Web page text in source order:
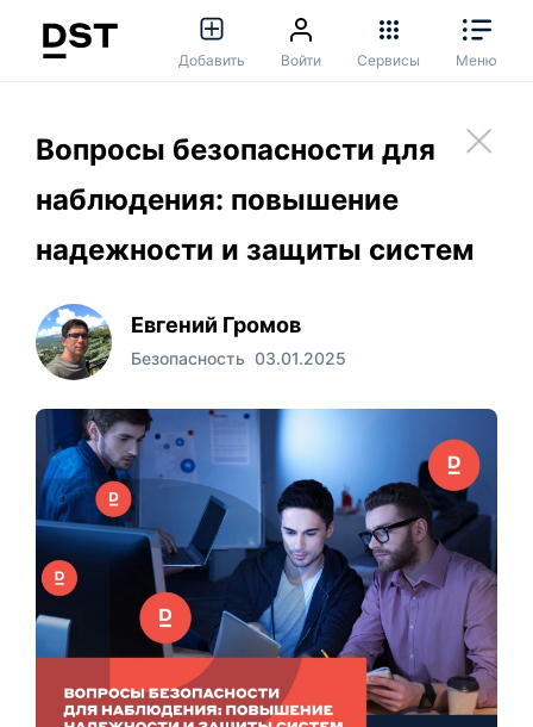
Добавить Войти Сервисы Меню
​Вопросы безопасности для
наблюдения: повышение
надежности и защиты систем
Евгений Громов
Безопасность 03.01.2025